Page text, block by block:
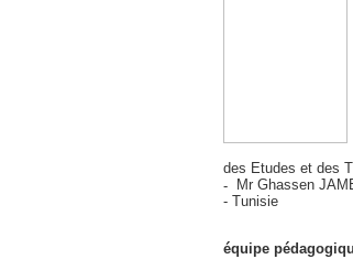
des Etudes et des
Mr Ghassen
- Tunisie
équipe